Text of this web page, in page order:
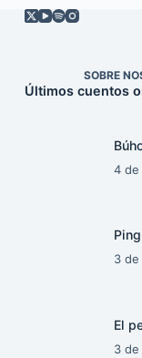
SOBRE
Últimos cuentos
4 de
3
El
3